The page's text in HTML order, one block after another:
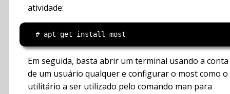
atividade:
Em seguida, basta abrir um terminal usando a conta
de um usuário qualquer e configurar o most como o
utilitário a ser utilizado pelo comando man para